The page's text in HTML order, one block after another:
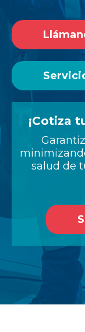
¡Cotiza
salud de